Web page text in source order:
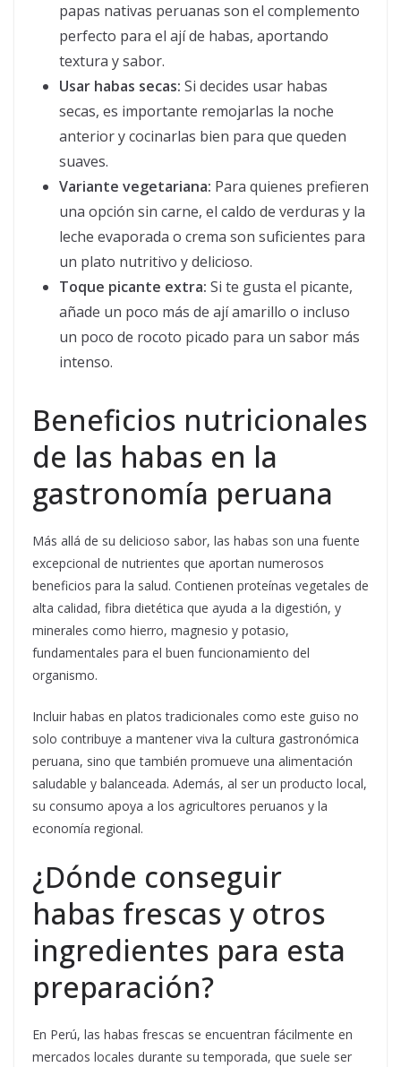
papas nativas peruanas son el complemento
perfecto para el ají de habas, aportando
textura y sabor.
Usar habas secas: Si decides usar habas
secas, es importante remojarlas la noche
anterior y cocinarlas bien para que queden
suaves.
Variante vegetariana: Para quienes prefieren
una opción sin carne, el caldo de verduras y la
leche evaporada o crema son suficientes para
un plato nutritivo y delicioso.
Toque picante extra: Si te gusta el picante,
añade un poco más de ají amarillo o incluso
un poco de rocoto picado para un sabor más
intenso.
Beneficios nutricionales
de las habas en la
gastronomía peruana
Más allá de su delicioso sabor, las habas son una fuente
excepcional de nutrientes que aportan numerosos
beneficios para la salud. Contienen proteínas vegetales de
alta calidad, fibra dietética que ayuda a la digestión, y
minerales como hierro, magnesio y potasio,
fundamentales para el buen funcionamiento del
organismo.
Incluir habas en platos tradicionales como este guiso no
solo contribuye a mantener viva la cultura gastronómica
peruana, sino que también promueve una alimentación
saludable y balanceada. Además, al ser un producto local,
su consumo apoya a los agricultores peruanos y la
economía regional.
¿Dónde conseguir
habas frescas y otros
ingredientes para esta
preparación?
En Perú, las habas frescas se encuentran fácilmente en
mercados locales durante su temporada, que suele ser